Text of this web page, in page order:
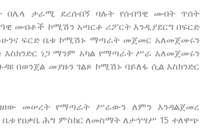
በሌላ ታራሚ ደረሰብኝ ባሉት የሰብዓዊ መብት ጥሰት
መብቶች ኮሚሽን አጣርቶ ሪፖርት እንዲያደርግ በፍርድ
ፍርድ ቤቱ ኮሚሽኑ ማጣራት መጀመር አለመጀመሩን
እስክንድር ነጋ ማንም አካል የማጣራት ሥራ አለመጀመሩን
በወንጀል መያዙን ገልጾ ኮሚሽኑ ባይለፋ ሲል እስክንድር
መሠረት የማጣራት ሥራውን ለምን እንዳልጀመረ
ቤቱ የዐቃቤ ሕግ ምስክር ለመስማት ለታኅሣሥ 15 ተለዋጭ